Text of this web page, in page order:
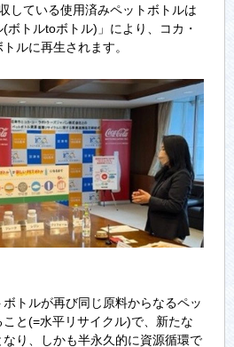
している使用済みペットボトルは
ボトルtoボトル)」により、コカ・
ルに再生されます。
トルが再び同じ原料からなるペッ
こと(=水平リサイクル)で、新たな
り、しかも半永久的に資源循環で